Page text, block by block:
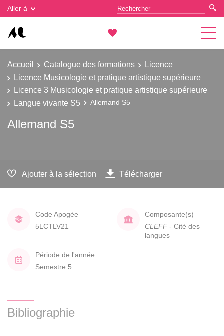
Aller à
Accueil Catalogue des formations
Licence
Licence Musicologie et pratique artistique supérieure
Licence 3 Musicologie et pratique artistique supérieure
Langue vivante S5
Allemand S5
Allemand S5
Ajouter à la sélection Télécharger
Code Apogée
5LCTLV21
Composante(s)
CLEFF - Cité des
langues
Période de l'année
Semestre 5
Bibliographie
Gestion des cookies